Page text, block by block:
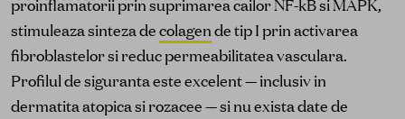
proinflamatorii prin suprimarea cailor NF-kB si MAPK,
stimuleaza sinteza decolagende tip I prin activarea
fibroblastelor si reduc permeabilitatea vasculara.
Profilul de siguranta este excelent — inclusiv in
dermatita atopica si rozacee — si nu exista date de